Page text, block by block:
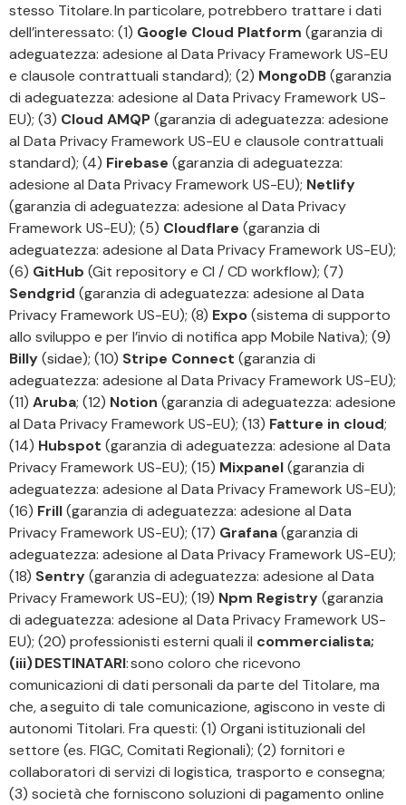
stesso Titolare. In particolare, potrebbero trattare i dati
dell’interessato: (1) Google Cloud Platform (garanzia di
adeguatezza: adesione al Data Privacy Framework US-EU
e clausole contrattuali standard); (2) MongoDB(garanzia
di adeguatezza: adesione al Data Privacy Framework US-
EU); (3) Cloud AMQP(garanzia di adeguatezza: adesione
al Data Privacy Framework US-EU e clausole contrattuali
standard); (4) Firebase (garanzia di adeguatezza:
adesione al Data Privacy Framework US-EU); Netlify
(garanzia di adeguatezza: adesione al Data Privacy
Framework US-EU); (5) Cloudflare (garanzia di
adeguatezza: adesione al Data Privacy Framework US-EU);
(6) GitHub (Git repository e CI / CD workflow); (7)
Sendgrid (garanzia di adeguatezza: adesione al Data
Privacy Framework US-EU); (8) Expo(sistema di supporto
allo sviluppo e per l’invio di notifica app Mobile Nativa); (9)
Billy(sidae); (10) Stripe Connect (garanzia di
adeguatezza: adesione al Data Privacy Framework US-EU);
(11) Aruba; (12) Notion (garanzia di adeguatezza: adesione
al Data Privacy Framework US-EU); (13) Fatture in cloud;
(14) Hubspot (garanzia di adeguatezza: adesione al Data
Privacy Framework US-EU); (15) Mixpanel(garanzia di
adeguatezza: adesione al Data Privacy Framework US-EU);
(16) Frill(garanzia di adeguatezza: adesione al Data
Privacy Framework US-EU); (17) Grafana(garanzia di
adeguatezza: adesione al Data Privacy Framework US-EU);
(18) Sentry(garanzia di adeguatezza: adesione al Data
Privacy Framework US-EU); (19) Npm Registry(garanzia
di adeguatezza: adesione al Data Privacy Framework US-
EU); (20) professionisti esterni quali il commercialista;
(iii) DESTINATARI: sono coloro che ricevono
comunicazioni di dati personali da parte del Titolare, ma
che, a seguito di tale comunicazione, agiscono in veste di
autonomi Titolari. Fra questi: (1) Organi istituzionali del
settore (es. FIGC, Comitati Regionali); (2) fornitori e
collaboratori di servizi di logistica, trasporto e consegna;
(3) società che forniscono soluzioni di pagamento online